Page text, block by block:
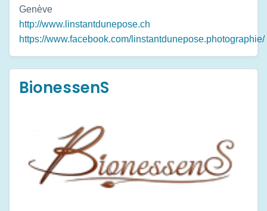
Genève
http://www.linstantdunepose.ch
https://www.facebook.com/linstantdunepose.photographie/
BionessenS